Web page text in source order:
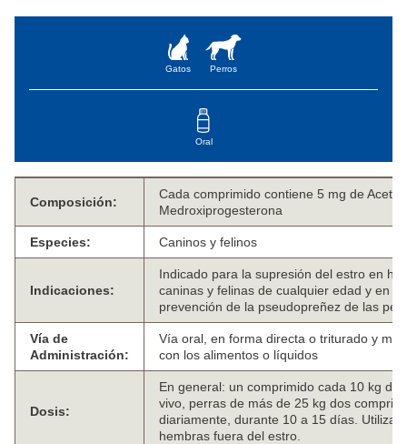
Gatos Perros
Oral
Composición:
Cada comprimido contiene 5 mg de
Medroxiprogesterona
Especies: Caninos y felinos
Indicaciones:
Indicado para la supresión del estro en
caninas y felinas de cualquier edad y en la
prevención de la pseudopreñez de las
Vía de
Administración:
Vía oral, en forma directa o triturado y
con los alimentos o líquidos
Dosis:
En general: un comprimido cada 10 kg de
vivo, perras de más de 25 kg dos
diariamente, durante 10 a 15 días. Utilizar
hembras fuera del estro.